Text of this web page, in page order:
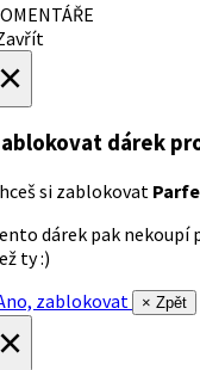
dárek
si zablokovat
dárek pak nekoupí
ty :)
zablokovat
× Zpět